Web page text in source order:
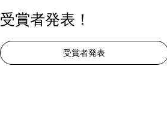
​受賞者発表！
受賞者発表